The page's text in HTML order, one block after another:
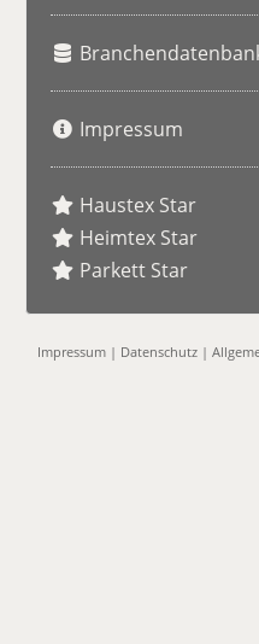
Impressum
Haustex Star
Heimtex Star
Parkett Star
Impressum | Datenschutz |